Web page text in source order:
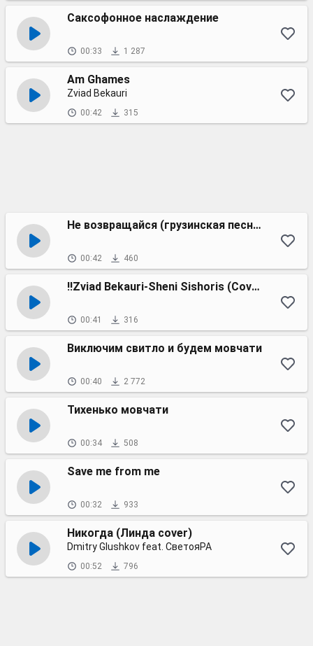
Саксофонное наслаждение
00:33 1 287
Am Ghames
Zviad Bekauri
00:42 315
Не возвращайся (грузинская песня)
00:42 460
!!Zviad Bekauri-Sheni Sishoris (Cover by-Zviad Bekauri
00:41 316
Виключим свитло и будем мовчати
00:40 2 772
Тихенько мовчати
00:34 508
Save me from me
00:32 933
Никогда (Линда cover)
Dmitry Glushkov feat. СветояРА
00:52 796